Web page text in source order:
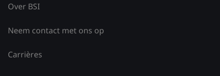
Over BSI
Neem contact met ons op
Carrières